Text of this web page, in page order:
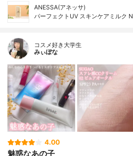
ANESSA(アネッサ)
パーフェクトUV スキンケアミルク N
コスメ好き大学生
みぃぽな
4.00
魅惑なあの子